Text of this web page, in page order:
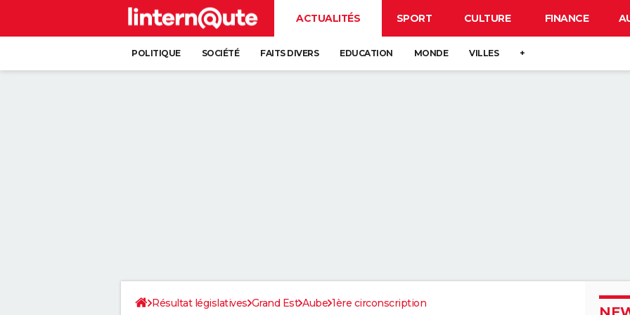
ACTUALITÉS SPORT CULTURE FINANCE
POLITIQUE SOCIÉTÉ FAITS DIVERS EDUCATION MONDE VILLES +
Résultat législatives Grand Est Aube 1ère circonscription